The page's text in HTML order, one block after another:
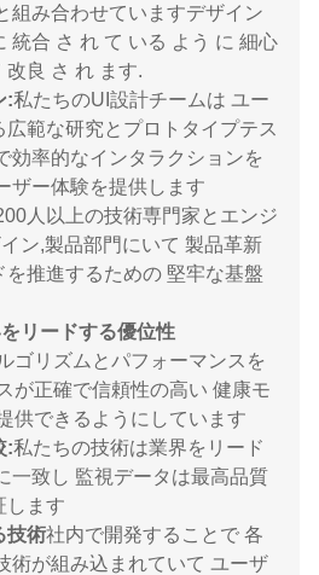
組み合わせていますデザイン
統合 さ れ て いる よう に 細心
改良 さ れ ます.
:私たちのUI設計チームは ユー
範な研究とプロトタイプテス
効率的なインタラクションを
ザー体験を提供します
人以上の技術専門家とエンジ
ン,製品部門にいて 製品革新
を推進するための 堅牢な基盤
リードする優位性
ゴリズムとパフォーマンスを
が正確で信頼性の高い 健康モ
供できるようにしています
:私たちの技術は業界をリード
一致し 監視データは最高品質
します
技術社内で開発することで 各
術が組み込まれていて ユーザ